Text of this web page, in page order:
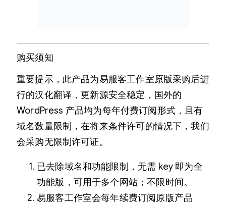
购买须知
重要提示，此产品为易服客工作室原版采购后进
行的汉化翻译，更新源安全稳定，国外的
WordPress 产品均为每年付费订阅形式，且有
域名数量限制，在将来条件许可的情况下，我们
会采购无限制许可证。
已去除域名和功能限制，无需 key 即为全
功能版，可用于多个网站；不限时间。
易服客工作室会每年续费订阅原版产品